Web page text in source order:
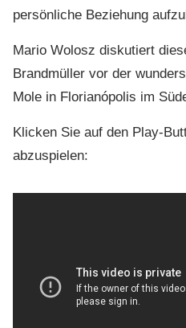
persönliche Beziehung
Mario Wolosz diskutiert
Brandmüller vor der
Mole in Florianópolis im
Klicken Sie auf den Play-
abzuspielen: